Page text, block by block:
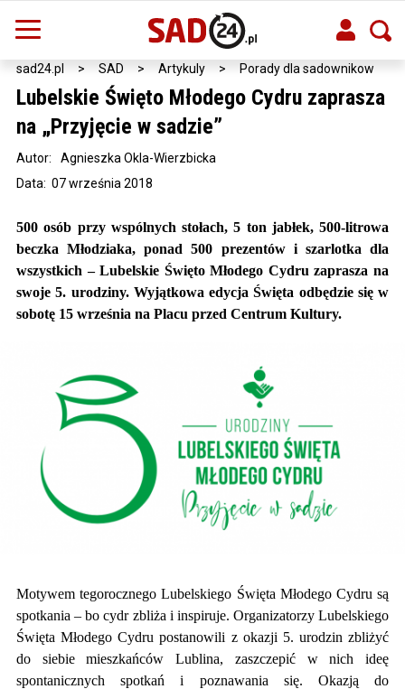
sad24.pl > SAD > Artykuly > Porady dla sadownikow
Lubelskie Święto Młodego Cydru zaprasza
na „Przyjęcie w sadzie”
Data: 07 września 2018
Autor: Agnieszka Okla-Wierzbicka
500 osób przy wspólnych stołach, 5 ton jabłek, 500-litrowa
beczka Młodziaka, ponad 500 prezentów i szarlotka dla
wszystkich – Lubelskie Święto Młodego Cydru zaprasza na
swoje 5. urodziny. Wyjątkowa edycja Święta odbędzie się w
sobotę 15 września na Placu przed Centrum Kultury.
Motywem tegorocznego Lubelskiego Święta Młodego Cydru są
spotkania – bo cydr zbliża i inspiruje. Organizatorzy Lubelskiego
Święta Młodego Cydru postanowili z okazji 5. urodzin zbliżyć
do siebie mieszkańców Lublina, zaszczepić w nich ideę
spontanicznych spotkań i poznawania się. Okazją do